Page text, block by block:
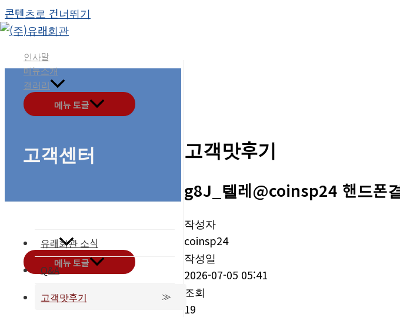
콘텐츠로 건너뛰기
인사말
메뉴소개
갤러리
메뉴 토글
고객센터
메뉴 토글
고객센터
유래회관 소식
Q&A
고객맛후기
고객맛후기
g8J_텔레@coinsp24 핸드폰
작성자
coinsp24
작성일
2026-07-05 05:41
조회
19